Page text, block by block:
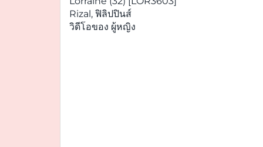
Rizal, ฟิลิปปินส์
วิดีโอของ ผู้หญิง